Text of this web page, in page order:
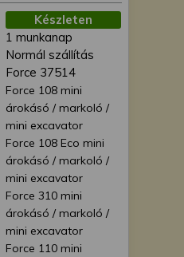
Készleten
1 munkanap
Normál szállítás
Force 37514
Force 108 mini
árokásó / markoló /
mini excavator
Force 108 Eco mini
árokásó / markoló /
mini excavator
Force 310 mini
árokásó / markoló /
mini excavator
Force 110 mini
Másik
előtt
juthat, és
Felhívjuk
adatainak
nem feltétlenül
de
az ilyen jellegű
beállításai csak erre
Erre a
vagy az
segítségével
a